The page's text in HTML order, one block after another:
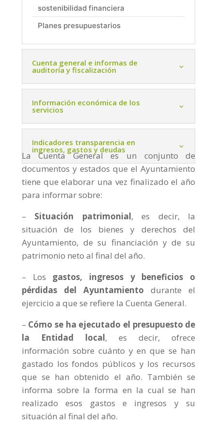
sostenibilidad financiera
Planes presupuestarios
Cuenta general e informas de
auditoría y fiscalización
Información económica de los
servicios
Indicadores transparencia en
ingresos, gastos y deudas
La Cuenta General es un conjunto de
documentos y estados que el Ayuntamiento
tiene que elaborar una vez finalizado el año
para informar sobre:
–
Situación patrimonial, es decir, la
situación de los bienes y derechos del
Ayuntamiento, de su financiación y de su
patrimonio neto al final del año.
–
Los
gastos, ingresos y beneficios o
pérdidas del Ayuntamiento
durante el
ejercicio a que se refiere la Cuenta General.
– Cómo se ha ejecutado el presupuesto de
la Entidad local, es decir, ofrece
información sobre cuánto y en que se han
gastado los fondos públicos y los recursos
que se han obtenido el año. También se
informa sobre la forma en la cual se han
realizado esos gastos e ingresos y su
situación al final del año.